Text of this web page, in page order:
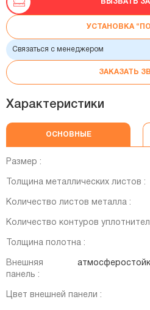
УСТАНОВКА
Связаться с менеджером
ЗАКАЗАТЬ
Характеристики
ОСНОВНЫЕ
Размер :
Толщина металлических листов :
Количество листов металла :
Количество контуров
Толщина полотна :
Внешняя
панель :
Цвет внешней панели :